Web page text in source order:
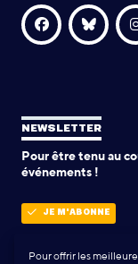
Pour offrir les
NEWSLETTER
Pour être tenu au
événements !
JE M'ABONNE